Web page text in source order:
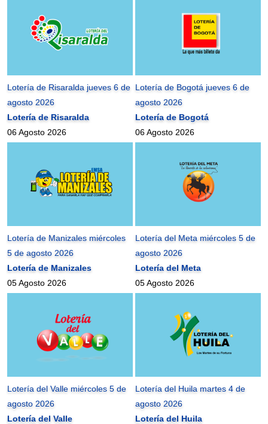
Lotería de Risaralda jueves 6 de
agosto 2026
Lotería de Risaralda
06 Agosto 2026
Lotería de Bogotá jueves 6 de
agosto 2026
Lotería de Bogotá
06 Agosto 2026
Lotería de Manizales miércoles
5 de agosto 2026
Lotería de Manizales
05 Agosto 2026
Lotería del Meta miércoles 5 de
agosto 2026
Lotería del Meta
05 Agosto 2026
Lotería del Valle miércoles 5 de
agosto 2026
Lotería del Valle
Lotería del Huila martes 4 de
agosto 2026
Lotería del Huila